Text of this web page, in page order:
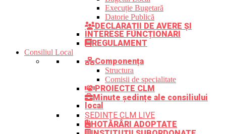
Execuție Bugetară
Datorie Publică
DECLARAȚII DE AVERE ȘI
INTERESE FUNCȚIONARI
REGULAMENT
Consiliul Local
Componența
Structura
Comisii de specialitate
PROIECTE CLM
Minute ședințe ale consiliului
local
ȘEDINȚE CLM LIVE
HOTĂRÂRI ADOPTATE